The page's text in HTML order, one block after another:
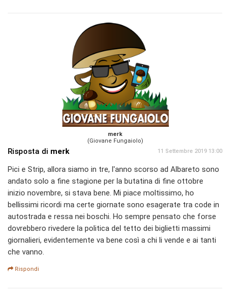
merk
(Giovane Fungaiolo)
Risposta di merk 11 Settembre 2019 13:00
Pici e Strip, allora siamo in tre, l'anno scorso ad Albareto sono
andato solo a fine stagione per la butatina di fine ottobre
inizio novembre, si stava bene. Mi piace moltissimo, ho
bellissimi ricordi ma certe giornate sono esagerate tra code in
autostrada e ressa nei boschi. Ho sempre pensato che forse
dovrebbero rivedere la politica del tetto dei biglietti massimi
giornalieri, evidentemente va bene così a chi li vende e ai tanti
che vanno.
Rispondi